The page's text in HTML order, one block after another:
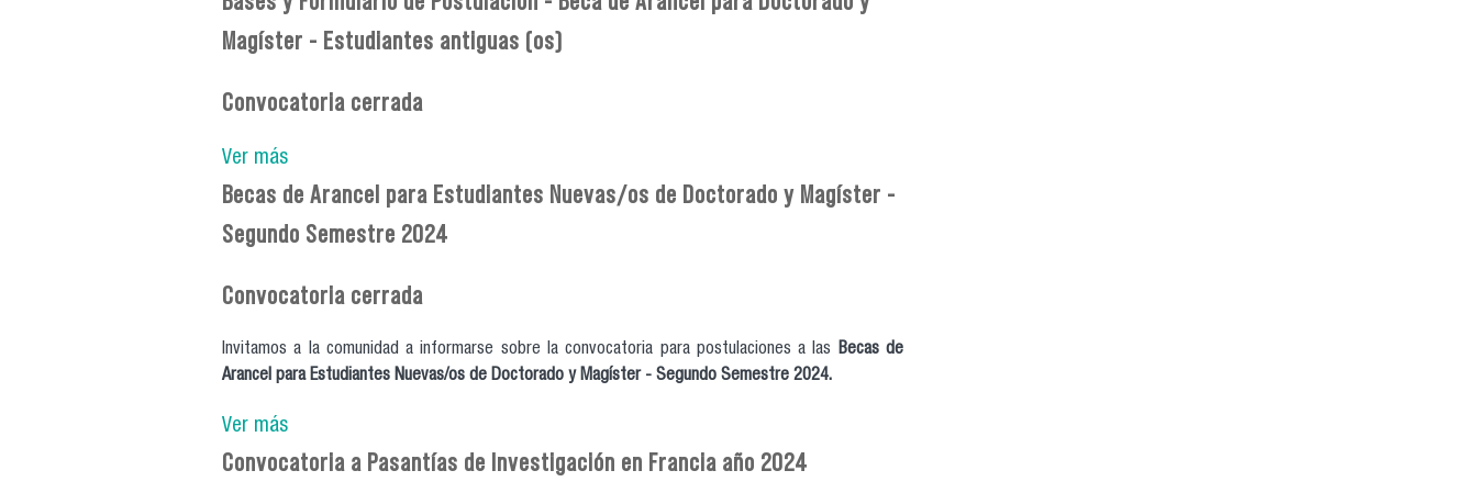
Magíster - Estudiantes antiguas (os)
Convocatoria cerrada
Ver más
Becas de Arancel para Estudiantes Nuevas/os de Doctorado y Magíster -
Segundo Semestre 2024
Convocatoria cerrada
Invitamos a la comunidad a informarse sobre la convocatoria para postulaciones a las Becas de
Arancel para Estudiantes Nuevas/os de Doctorado y Magíster - Segundo Semestre 2024.
Ver más
Convocatoria a Pasantías de Investigación en Francia año 2024